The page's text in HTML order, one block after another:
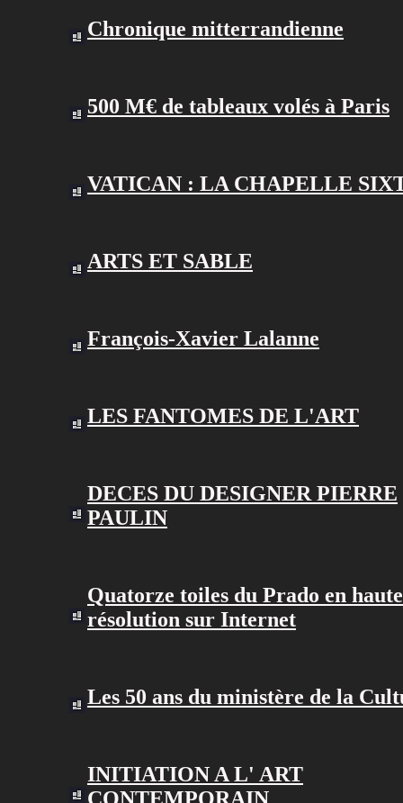
Chronique mitterrandienne
500 M€ de tableaux volés à Paris
VATICAN : LA CHAPELLE
ARTS ET SABLE
François-Xavier Lalanne
LES FANTOMES DE L'ART
DECES DU DESIGNER PIERRE
PAULIN
Quatorze toiles du Prado en haute
résolution sur Internet
Les 50 ans du ministère de la
INITIATION A L' ART